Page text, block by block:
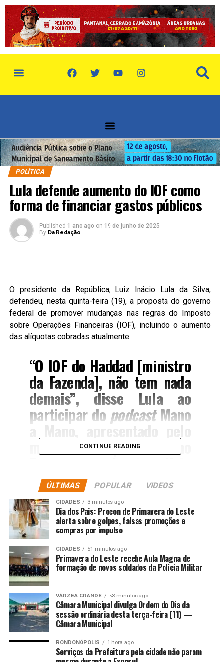
POLÍTICA
Lula defende aumento do IOF como
forma de financiar gastos públicos
Published 1 ano ago on 19 de junho de 2025
By Da Redação
O presidente da República, Luiz Inácio Lula da Silva,
defendeu, nesta quinta-feira (19), a proposta do governo
federal de promover mudanças nas regras do Imposto
sobre Operações Financeiras (IOF), incluindo o aumento
das alíquotas cobradas atualmente.
“O IOF do Haddad [ministro
da Fazenda], não tem nada
demais”, disse Lula ao
participar do podcastMano
a Mano, apresentado pelo
músico e compositor Mano
Brown e pela jornalista
Semayat Oliveira, e
disponibilizado nesta
quinta-feira (19).
“O Haddad quer que as bets paguem [mais] imposto de
renda; que as fintechs paguem; que os bancos paguem.
Só um pouquinho, para a gente poder fazer a
compensação, porque toda vez que a gente vai
ultrapassar o arcabouço fiscal, temos que cortar no
Orçamento”, acrescentou o presidente, admitindo que o
aumento do IOF “é um pouco para fazer esta
compensação” e evitar cortes orçamentários.
As declarações do presidente ocorrem em meio à forte
resistência do Congresso Nacional a alterações no IOF.
CONTINUE READING
ÚLTIMAS POPULAR VIDEOS
CIDADES 3 minutos ago
Dia dos Pais: Procon de Primavera do Leste
alerta sobre golpes, falsas promoções e
compras por impulso
CIDADES 51 minutos ago
Primavera do Leste recebe Aula Magna de
formação de novos soldados da Polícia Militar
VÁRZEA GRANDE 53 minutos ago
Câmara Municipal divulga Ordem do Dia da
sessão ordinária desta terça-feira (11) —
Câmara Municipal
RONDONÓPOLIS 1 hora ago
Serviços da Prefeitura pela cidade não param